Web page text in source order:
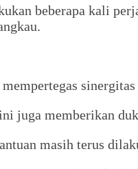
beberapa kali
juga memberikan
masih terus